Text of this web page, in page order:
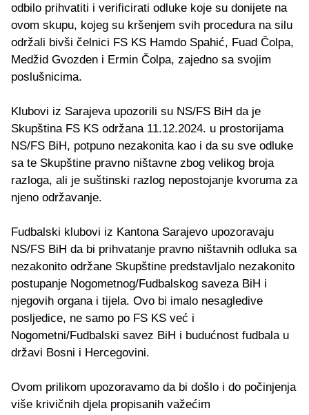
odbilo prihvatiti i verificirati odluke koje su donijete na
ovom skupu, kojeg su kršenjem svih procedura na silu
održali bivši čelnici FS KS Hamdo Spahić, Fuad Čolpa,
Medžid Gvozden i Ermin Čolpa, zajedno sa svojim
poslušnicima.
Klubovi iz Sarajeva upozorili su NS/FS BiH da je
Skupština FS KS održana 11.12.2024. u prostorijama
NS/FS BiH, potpuno nezakonita kao i da su sve odluke
sa te Skupštine pravno ništavne zbog velikog broja
razloga, ali je suštinski razlog nepostojanje kvoruma za
njeno održavanje.
Fudbalski klubovi iz Kantona Sarajevo upozoravaju
NS/FS BiH da bi prihvatanje pravno ništavnih odluka sa
nezakonito održane Skupštine predstavljalo nezakonito
postupanje Nogometnog/Fudbalskog saveza BiH i
njegovih organa i tijela. Ovo bi imalo nesagledive
posljedice, ne samo po FS KS već i
Nogometni/Fudbalski savez BiH i budućnost fudbala u
državi Bosni i Hercegovini.
Ovom prilikom upozoravamo da bi došlo i do počinjenja
više krivičnih djela propisanih važećim